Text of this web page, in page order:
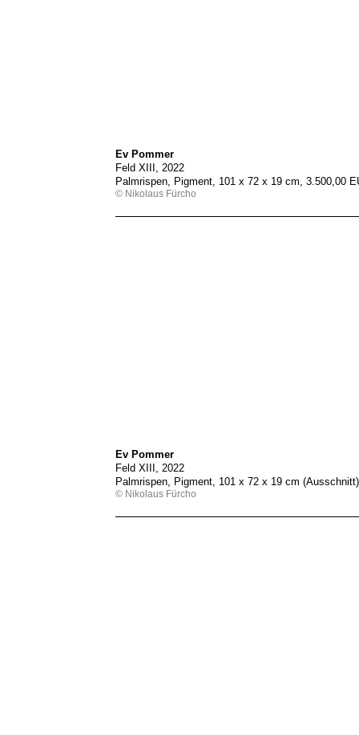
Ev Pommer
Feld XIII, 2022
Palmrispen, Pigment, 101 x 72 x 19 cm, 3.500,00
© Nikolaus Fürcho
Ev Pommer
Feld XIII, 2022
Palmrispen, Pigment, 101 x 72 x 19 cm
© Nikolaus Fürcho